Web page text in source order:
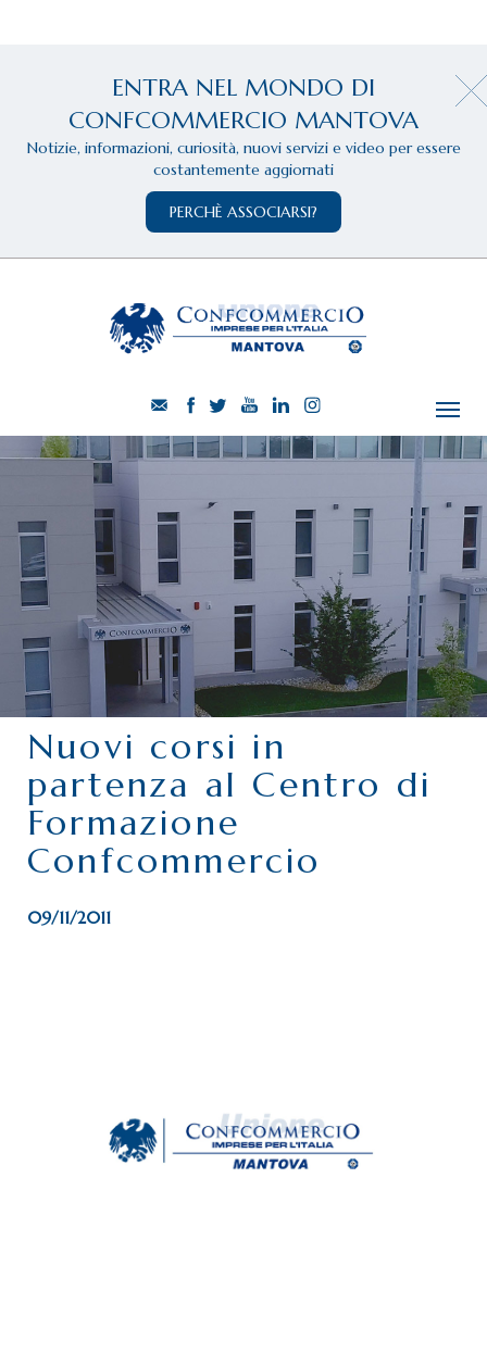
ENTRA NEL MONDO DI
CONFCOMMERCIO MANTOVA
Notizie, informazioni, curiosità, nuovi servizi e video per essere
costantemente aggiornati
PERCHÈ ASSOCIARSI?
CHI SIAMO
SERVIZI
CATEGORIE
DELEGAZIONI
ATTIVITÀ STORICHE
PERIODICO
PERCHÉ ASSOCIARSI?
DOVE SIAMO
CONTATTI
Nuovi corsi in
partenza al Centro di
Formazione
Confcommercio
09/11/2011